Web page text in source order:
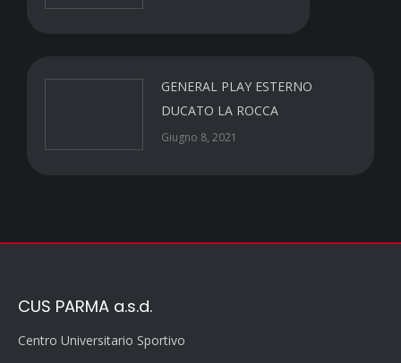
GENERAL PLAY ESTERNO
DUCATO LA ROCCA
Giugno 8, 2021
CUS PARMA a.s.d.
Centro Universitario Sportivo